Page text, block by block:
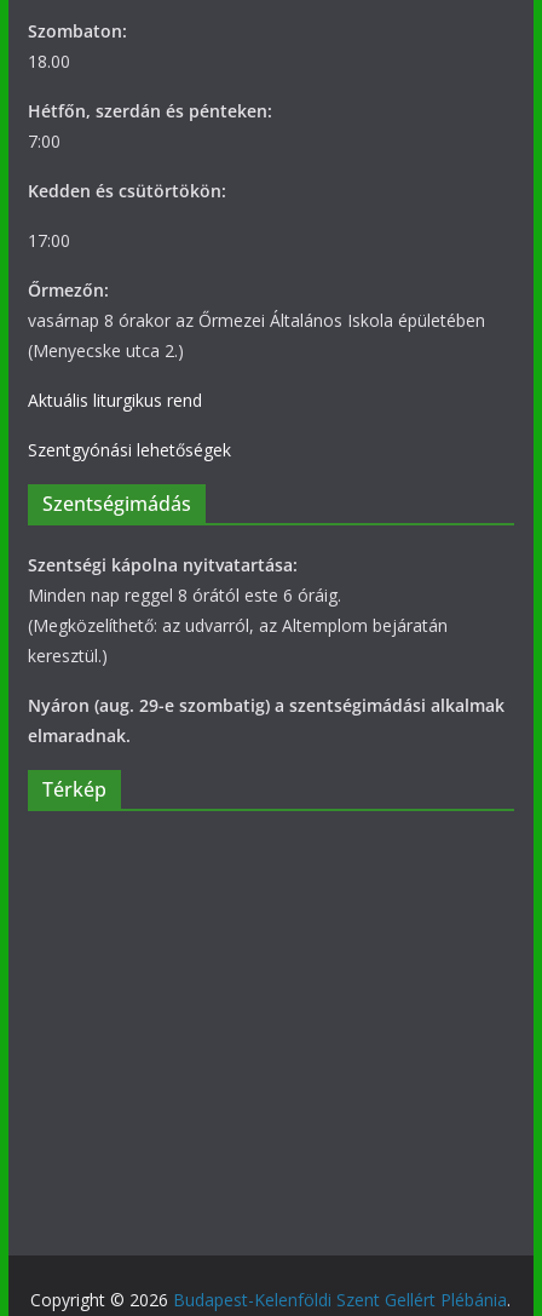
Szombaton:
18.00
Hétfőn, szerdán és pénteken:
7:00
Kedden és csütörtökön:
17:00
Őrmezőn:
vasárnap 8 órakor az Őrmezei Általános Iskola épületében
(Menyecske utca 2.)
Aktuális liturgikus rend
Szentgyónási lehetőségek
Szentségimádás
Szentségi kápolna nyitvatartása:
Minden nap reggel 8 órától este 6 óráig.
(Megközelíthető: az udvarról, az Altemplom bejáratán
keresztül.)
Nyáron (aug. 29-e szombatig) a szentségimádási alkalmak
elmaradnak.
Térkép
Copyright © 2026 Budapest-Kelenföldi Szent Gellért Plébánia.